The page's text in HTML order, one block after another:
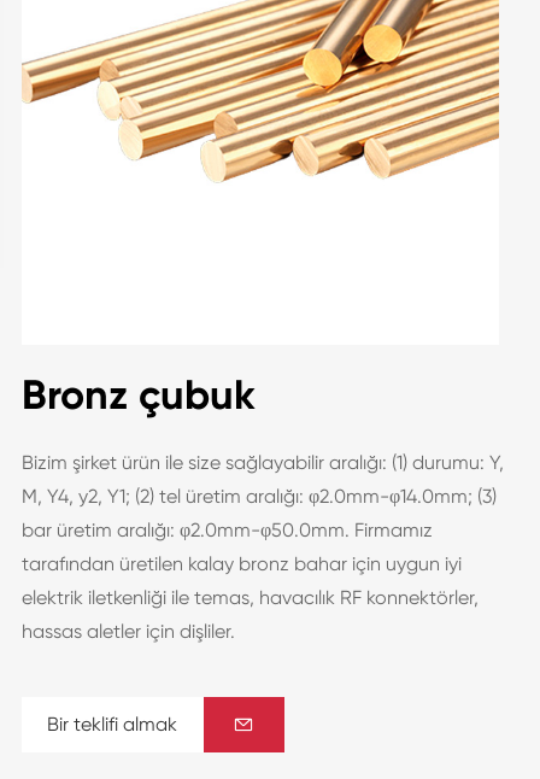
Bronz çubuk
Bizim şirket ürün ile size sağlayabilir aralığı: (1) durumu: Y,
M, Y4, y2, Y1; (2) tel üretim aralığı: φ2.0mm-φ14.0mm; (3)
bar üretim aralığı: φ2.0mm-φ50.0mm. Firmamız
tarafından üretilen kalay bronz bahar için uygun iyi
elektrik iletkenliği ile temas, havacılık RF konnektörler,
hassas aletler için dişliler.
Bir teklifi almak 